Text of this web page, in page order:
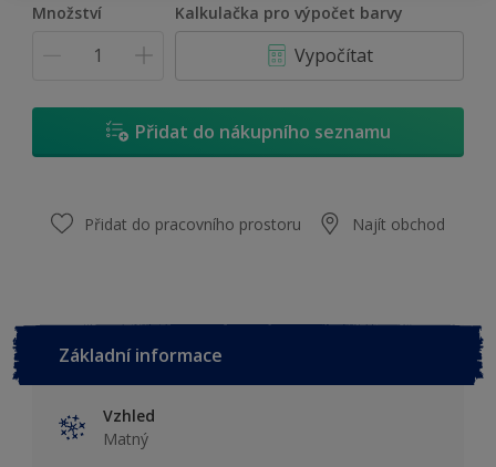
Množství Kalkulačka pro výpočet barvy
Vypočítat
Přidat do nákupního seznamu
Přidat do pracovního prostoru Najít obchod
Základní informace
Vzhled
Matný